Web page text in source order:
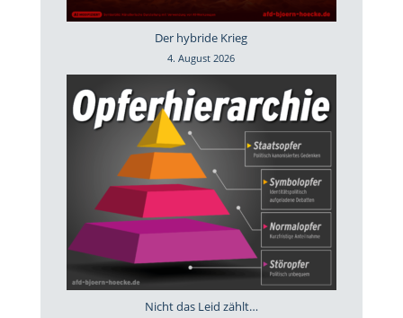
Der hybride Krieg
4. August 2026
Nicht das Leid zählt…